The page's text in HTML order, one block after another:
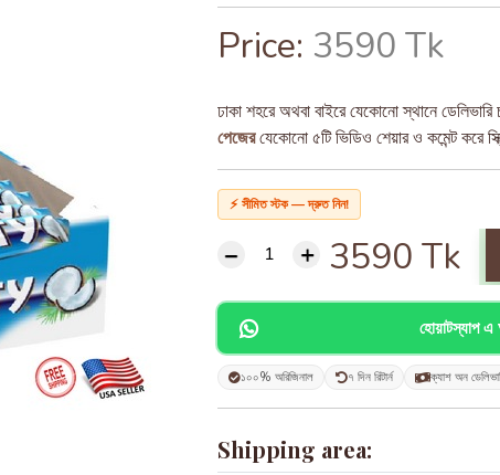
Price: 3590 Tk
ঢাকা শহরে অথবা বাইরে যেকোনো স্থানে
পেজেরযেকোনো ৫টি ভিডিও শেয়ার ও কমেন্ট করে
⚡ সীমিত স্টক — দ্রুত নিন!
3590 Tk
হোয়াটস্যাপ
১০০% অরিজিনাল ৭ দিন রিটার্ন ক্যাশ অন
Shipping area: